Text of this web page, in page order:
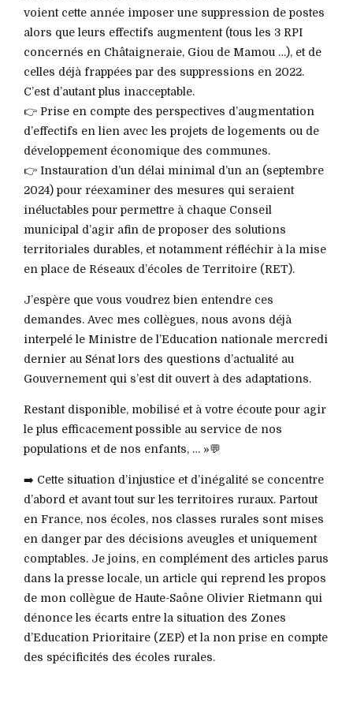
voient cette année imposer une suppression de postes
alors que leurs effectifs augmentent (tous les 3 RPI
concernés en Châtaigneraie, Giou de Mamou …), et de
celles déjà frappées par des suppressions en 2022.
C’est d’autant plus inacceptable.
👉 Prise en compte des perspectives d’augmentation
d’effectifs en lien avec les projets de logements ou de
développement économique des communes.
👉 Instauration d’un délai minimal d’un an (septembre
2024) pour réexaminer des mesures qui seraient
inéluctables pour permettre à chaque Conseil
municipal d’agir afin de proposer des solutions
territoriales durables, et notamment réfléchir à la mise
en place de Réseaux d’écoles de Territoire (RET).
J’espère que vous voudrez bien entendre ces
demandes. Avec mes collègues, nous avons déjà
interpelé le Ministre de l’Education nationale mercredi
dernier au Sénat lors des questions d’actualité au
Gouvernement qui s’est dit ouvert à des adaptations.
Restant disponible, mobilisé et à votre écoute pour agir
le plus efficacement possible au service de nos
populations et de nos enfants, … »💬
➡️ Cette situation d’injustice et d’inégalité se concentre
d’abord et avant tout sur les territoires ruraux. Partout
en France, nos écoles, nos classes rurales sont mises
en danger par des décisions aveugles et uniquement
comptables. Je joins, en complément des articles parus
dans la presse locale, un article qui reprend les propos
de mon collègue de Haute-Saône Olivier Rietmann qui
dénonce les écarts entre la situation des Zones
d’Education Prioritaire (ZEP) et la non prise en compte
des spécificités des écoles rurales.